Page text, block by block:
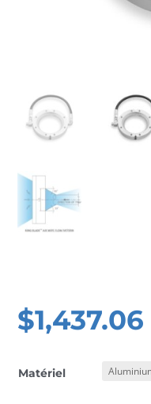
$1,437.06
Matériel